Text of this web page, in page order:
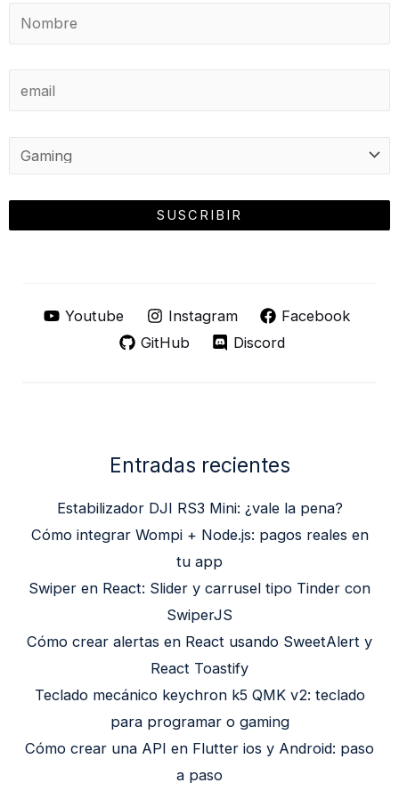
Youtube Instagram
Facebook
GitHub
Discord
Entradas recientes
Estabilizador DJI RS3 Mini: ¿vale la pena?
Cómo integrar Wompi + Node.js: pagos reales en
tu app
Swiper en React: Slider y carrusel tipo Tinder con
SwiperJS
Cómo crear alertas en React usando SweetAlert y
React Toastify
Teclado mecánico keychron k5 QMK v2: teclado
para programar o gaming
Cómo crear una API en Flutter ios y Android: paso
a paso